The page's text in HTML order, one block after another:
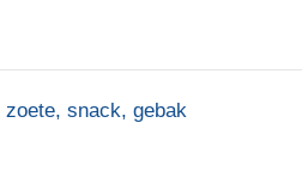
zoete, snack, gebak